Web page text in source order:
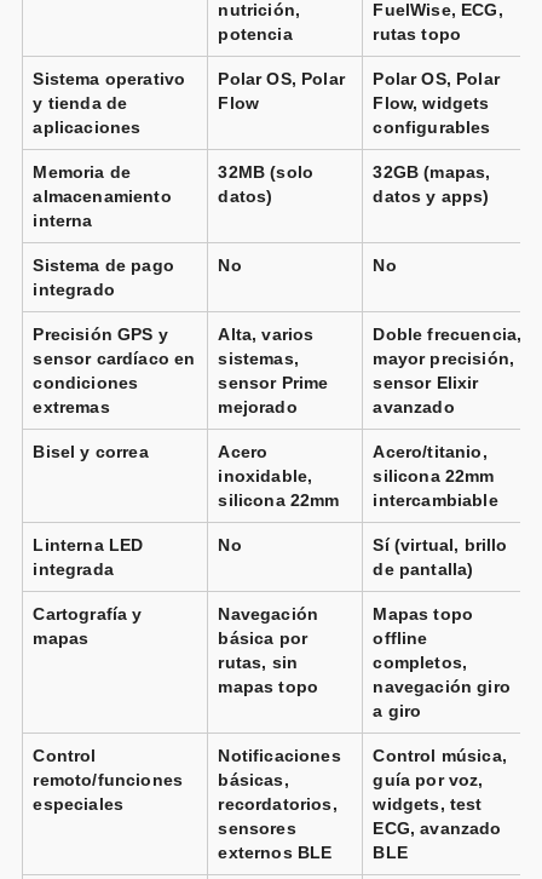
nutrición,
potencia
FuelWise, ECG,
rutas topo
Sistema operativo
y tienda de
aplicaciones
Polar OS, Polar
Flow
Polar OS, Polar
Flow, widgets
configurables
Memoria de
almacenamiento
interna
32MB (solo
datos)
32GB (mapas,
datos y apps)
Sistema de pago
integrado
No No
Precisión GPS y
sensor cardíaco en
condiciones
extremas
Alta, varios
sistemas,
sensor Prime
mejorado
Doble frecuencia,
mayor precisión,
sensor Elixir
avanzado
Bisel y correa
Acero
inoxidable,
silicona 22mm
Acero/titanio,
silicona 22mm
intercambiable
Linterna LED
integrada
No
Sí (virtual, brillo
de pantalla)
Cartografía y
mapas
Navegación
básica por
rutas, sin
mapas topo
Mapas topo
offline
completos,
navegación giro
a giro
Control
remoto/funciones
especiales
Notificaciones
básicas,
recordatorios,
sensores
externos BLE
Control música,
guía por voz,
widgets, test
ECG, avanzado
BLE